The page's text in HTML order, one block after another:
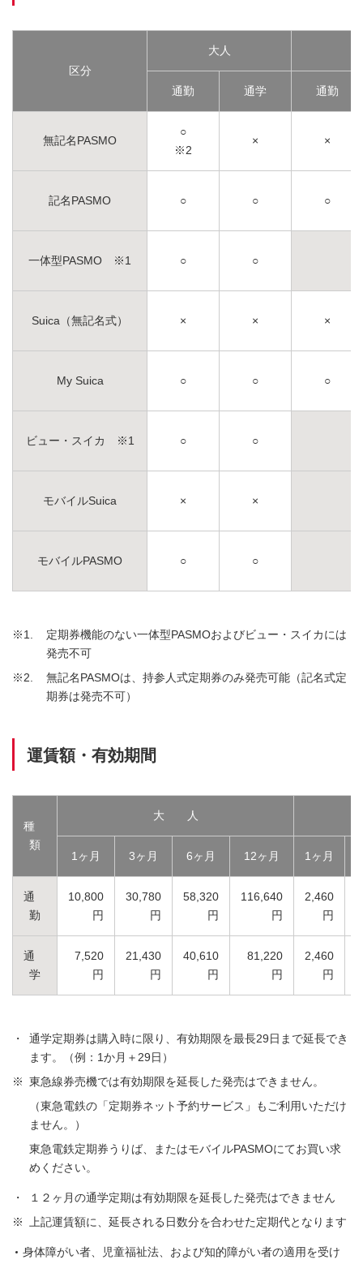
区分
大人
通勤 通学 通勤
無記名PASMO
○
※2
× ×
記名PASMO ○ ○ ○
一体型PASMO ※1 ○ ○
Suica（無記名式） × × ×
My Suica ○ ○ ○
ビュー・スイカ ※1 ○ ○
モバイルSuica × ×
モバイルPASMO ○ ○
※1
定期券機能のない一体型PASMOおよびビュー・スイカには
発売不可
※2
無記名PASMOは、持参人式定期券のみ発売可能（記名式定
期券は発売不可）
運賃額・有効期間
種
類
大 人
1ヶ月 3ヶ月 6ヶ月 12ヶ月 1ヶ月
通
勤
10,800
円
30,780
円
58,320
円
116,640
円
2,460
円
通
学
7,520
円
21,430
円
40,610
円
81,220
円
2,460
円
・
通学定期券は購入時に限り、有効期限を最長29日まで延長でき
ます。（例：1か月＋29日）
※ 東急線券売機では有効期限を延長した発売はできません。
（東急電鉄の「定期券ネット予約サービス」もご利用いただけ
ません。）
東急電鉄定期券うりば、またはモバイルPASMOにてお買い求
めください。
・
１２ヶ月の通学定期は有効期限を延長した発売はできません
※
上記運賃額に、延長される日数分を合わせた定期代となります
身体障がい者、児童福祉法、および知的障がい者の適用を受け